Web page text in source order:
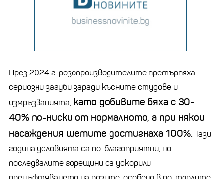
През 2024 г. розопроизводителите претърпяха
сериозни загуби заради късните студове и
измръзванията, като добивите бяха с 30-
40% по-ниски от нормалното, а при някои
насаждения щетите достигнаха 100%. Тази
година условията са по-благоприятни, но
последвалите горещини са ускорили